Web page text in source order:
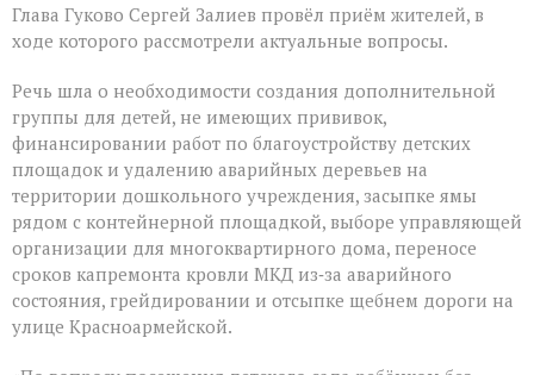
Гуково
Сергей
Залиев
приём
жителей
Глава Гуково Сергей Залиев провёл приём жителей, в
ходе которого рассмотрели актуальные вопросы.
Речь шла о необходимости создания дополнительной
группы для детей, не имеющих прививок,
финансировании работ по благоустройству детских
площадок и удалению аварийных деревьев на
территории дошкольного учреждения, засыпке ямы
рядом с контейнерной площадкой, выборе управляющей
организации для многоквартирного дома, переносе
сроков капремонта кровли МКД из‑за аварийного
состояния, грейдировании и отсыпке щебнем дороги на
улице Красноармейской.